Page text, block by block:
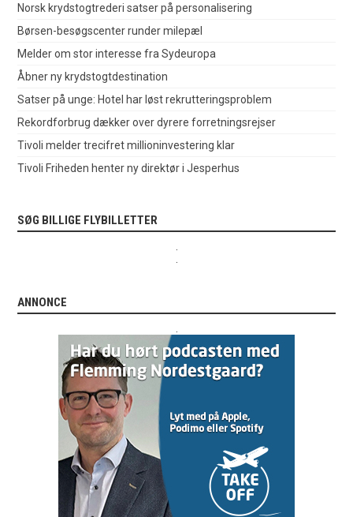
Norsk krydstogtrederi satser på personalisering
Børsen-besøgscenter runder milepæl
Melder om stor interesse fra Sydeuropa
Åbner ny krydstogtdestination
Satser på unge: Hotel har løst rekrutteringsproblem
Rekordforbrug dækker over dyrere forretningsrejser
Tivoli melder trecifret millioninvestering klar
Tivoli Friheden henter ny direktør i Jesperhus
SØG BILLIGE FLYBILLETTER
ANNONCE